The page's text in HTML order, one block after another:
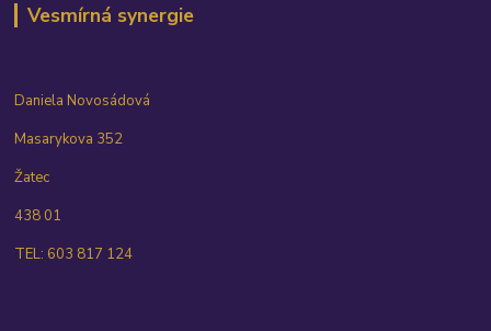
Vesmírná synergie
Daniela Novosádová
Masarykova 352
Žatec
438 01
TEL: 603 817 124